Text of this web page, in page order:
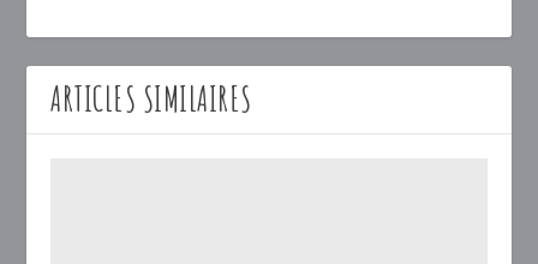
ARTICLES SIMILAIRES